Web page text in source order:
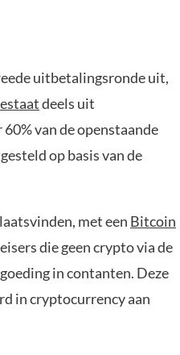
uitbetalingsronde uit,
deels uit
van de openstaande
op basis van de
met een Bitcoin
die geen crypto via de
in contanten. Deze
in cryptocurrency aan